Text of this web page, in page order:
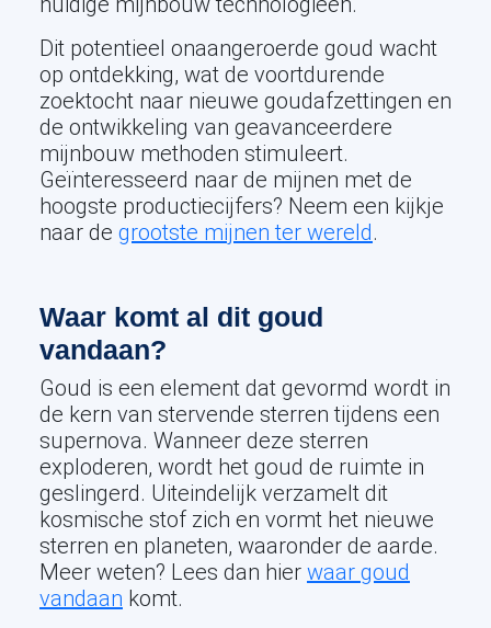
Dit potentieel onaangeroerde goud wacht
op ontdekking, wat de voortdurende
zoektocht naar nieuwe goudafzettingen en
de ontwikkeling van geavanceerdere
mijnbouw methoden stimuleert.
Geïnteresseerd naar de mijnen met de
hoogste productiecijfers? Neem een kijkje
naar de grootste mijnen ter wereld.
Waar komt al dit goud
vandaan?
Goud is een element dat gevormd wordt in
de kern van stervende sterren tijdens een
supernova. Wanneer deze sterren
exploderen, wordt het goud de ruimte in
geslingerd. Uiteindelijk verzamelt dit
kosmische stof zich en vormt het nieuwe
sterren en planeten, waaronder de aarde.
Meer weten? Lees dan hier waar goud
vandaan komt.